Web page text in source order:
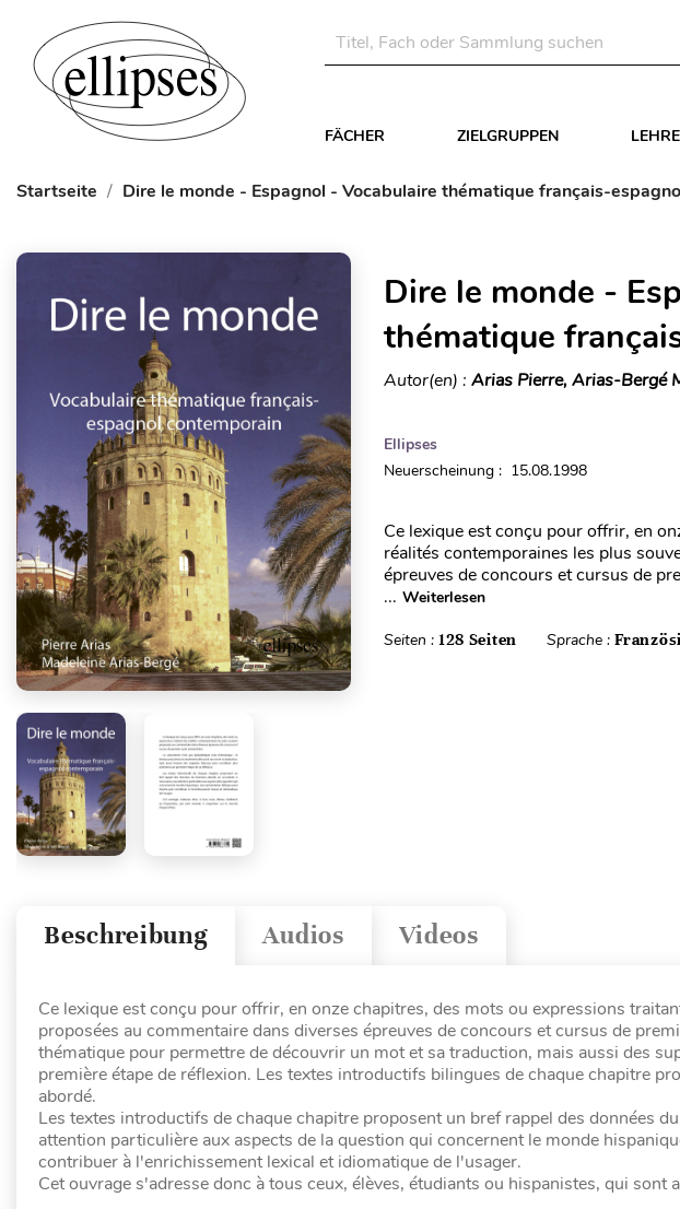
FÄCHER ZIELGRUPPEN
Startseite Dire le monde - Espagnol - Vocabulaire thématique français-
Dire le monde -
thématique
Autor(en) : Arias Pierre, Arias-Bergé
Ellipses
Neuerscheinung : 15.08.1998
Ce lexique est conçu pour offrir, en
réalités contemporaines les plus
épreuves de concours et cursus de
... Weiterlesen
Seiten : 128 Seiten Sprache :
Videos
Audios
Beschreibung
Ce lexique est conçu pour offrir, en onze chapitres, des mots ou expressions
proposées au commentaire dans diverses épreuves de concours et cursus de
thématique pour permettre de découvrir un mot et sa traduction, mais aussi des
première étape de réflexion. Les textes introductifs bilingues de chaque chapitre
abordé.
Les textes introductifs de chaque chapitre proposent un bref rappel des données
attention particulière aux aspects de la question qui concernent le monde
contribuer à l'enrichissement lexical et idiomatique de l'usager.
Cet ouvrage s'adresse donc à tous ceux, élèves, étudiants ou hispanistes, qui